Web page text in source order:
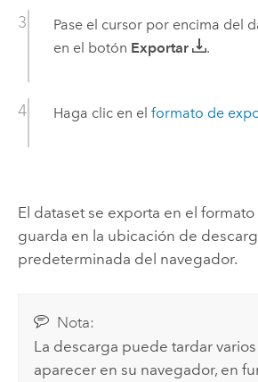
Pase el cursor por encima del
en el botón Exportar .
Haga clic en el formato de
El dataset se exporta en el
guarda en la ubicación de
predeterminada del navegador.
Nota:
La descarga puede tardar
aparecer en su navegador, en